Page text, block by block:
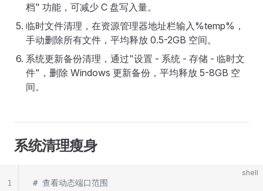
档" 功能，可减少 C 盘写入量。
临时文件清理，在资源管理器地址栏输入%temp%，
手动删除所有文件，平均释放 0.5-2GB 空间。
系统更新备份清理，通过"设置 - 系统 - 存储 - 临时文
件"，删除 Windows 更新备份，平均释放 5-8GB 空
间。
系统清理瘦身
shell
# 查看动态端口范围
1